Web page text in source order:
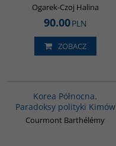
Ogarek-Czoj Halina
90.00PLN
ZOBACZ
Korea Północna.
Paradoksy polityki Kimów
Courmont Barthélémy